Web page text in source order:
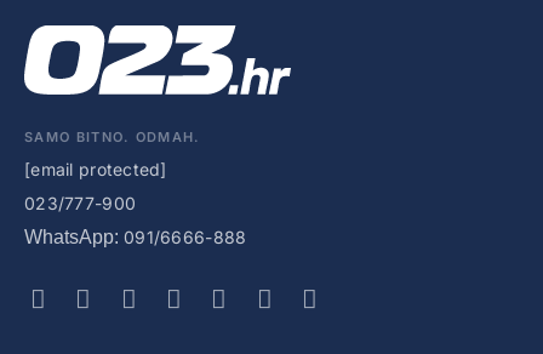
SAMO BITNO. ODMAH.
[email protected]
023/777-900
WhatsApp: 091/6666-888